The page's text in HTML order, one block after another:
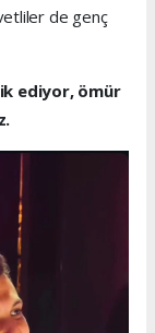
de genç
ediyor, ömür